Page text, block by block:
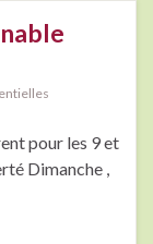
pour les 9 et
Dimanche ,